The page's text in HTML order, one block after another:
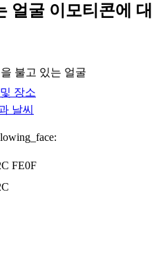
얼굴 이모티콘에 대
불고 있는 얼굴
장소
날씨
FE0F